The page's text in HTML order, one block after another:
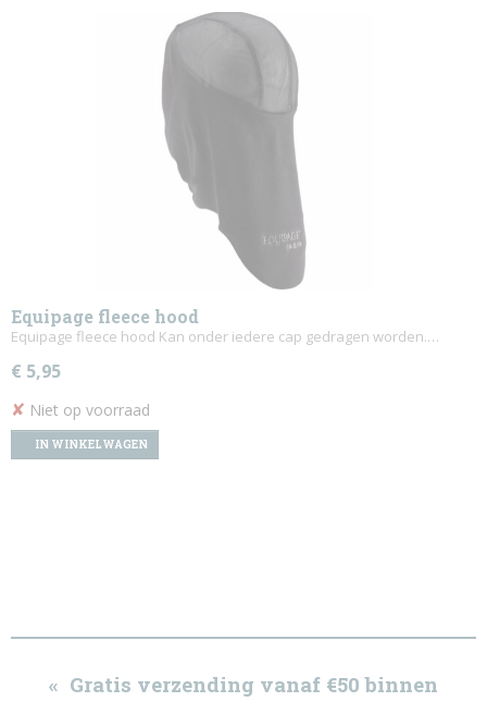
Equipage fleece hood
Equipage fleece hood Kan onder iedere cap gedragen worden.…
€ 5,95
✘ Niet op voorraad
IN WINKELWAGEN
« Gratis verzending vanaf €50 binnen